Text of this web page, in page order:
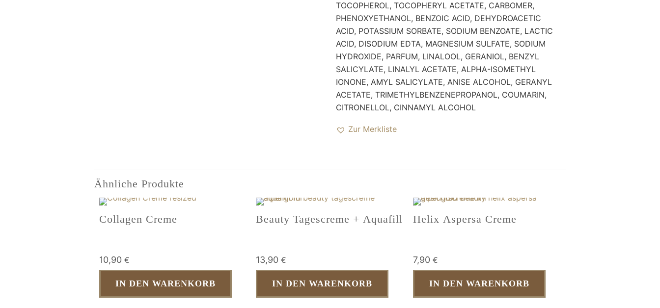
TOCOPHEROL, TOCOPHERYL ACETATE, CARBOMER,
PHENOXYETHANOL, BENZOIC ACID, DEHYDROACETIC
ACID, POTASSIUM SORBATE, SODIUM BENZOATE, LACTIC
ACID, DISODIUM EDTA, MAGNESIUM SULFATE, SODIUM
HYDROXIDE, PARFUM, LINALOOL, GERANIOL, BENZYL
SALICYLATE, LINALYL ACETATE, ALPHA-ISOMETHYL
IONONE, AMYL SALICYLATE, ANISE ALCOHOL, GERANYL
ACETATE, TRIMETHYLBENZENEPROPANOL, COUMARIN,
CITRONELLOL, CINNAMYL ALCOHOL
Zur Merkliste
Ähnliche Produkte
Collagen Creme
10,90 €
IN DEN WARENKORB
Beauty Tagescreme + Aquafill
13,90€
IN DEN WARENKORB
Helix Aspersa Creme
7,90 €
IN DEN WARENKORB